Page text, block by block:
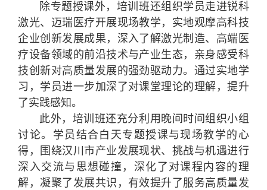
除专题授课外，培训班还组织学员走进锐科
激光、迈瑞医疗开展现场教学，实地观摩高科技
企业创新发展成果，深入了解激光制造、高端医
疗设备领域的前沿技术与产业生态，亲身感受科
技创新对高质量发展的强劲驱动力。通过实地学
习，学员进一步加深了对课堂理论的理解，提升
了实践感知。
此外，培训班还充分利用晚间时间组织小组
讨论。学员结合白天专题授课与现场教学的心
得，围绕汉川市产业发展现状、挑战与机遇进行
深入交流与思想碰撞，深化了对课程内容的理
解，凝聚了发展共识，有效提升了服务高质量发